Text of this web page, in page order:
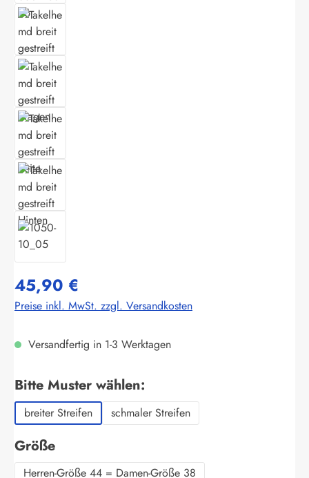
45,90 €
Preise inkl. MwSt. zzgl. Versandkosten
Versandfertig in 1-3 Werktagen
Bitte Muster wählen:
breiter Streifen schmaler Streifen
Größeauswählen
Herren-Größe 44 = Damen-Größe 38